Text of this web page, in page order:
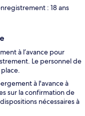
: 18 ans
à l’avance pour
Le personnel de
à l'avance à
sur la confirmation de
nécessaires à